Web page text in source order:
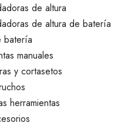
de altura
de altura de batería
batería
manuales
y cortasetos
herramientas